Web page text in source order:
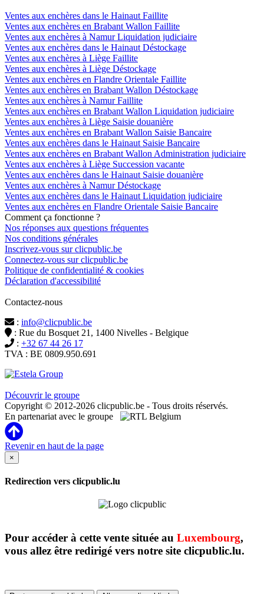
Ventes aux enchères dans le Hainaut Faillite
Ventes aux enchères en Brabant Wallon Faillite
Ventes aux enchères à Namur Liquidation judiciaire
Ventes aux enchères dans le Hainaut Déstockage
Ventes aux enchères à Liège Faillite
Ventes aux enchères à Liège Déstockage
Ventes aux enchères en Flandre Orientale Faillite
Ventes aux enchères en Brabant Wallon Déstockage
Ventes aux enchères à Namur Faillite
Ventes aux enchères en Brabant Wallon Liquidation judiciaire
Ventes aux enchères à Liège Saisie douanière
Ventes aux enchères en Brabant Wallon Saisie Bancaire
Ventes aux enchères dans le Hainaut Saisie Bancaire
Ventes aux enchères en Brabant Wallon Administration judiciaire
Ventes aux enchères à Liège Succession vacante
Ventes aux enchères dans le Hainaut Saisie douanière
Ventes aux enchères à Namur Déstockage
Ventes aux enchères dans le Hainaut Liquidation judiciaire
Ventes aux enchères en Flandre Orientale Saisie Bancaire
Comment ça fonctionne ?
Nos réponses aux questions fréquentes
Nos conditions générales
Inscrivez-vous sur clicpublic.be
Connectez-vous sur clicpublic.be
Politique de confidentialité & cookies
Déclaration d'accessibilité
Contactez-nous
: info@clicpublic.be
: Rue du Bosquet 21, 1400 Nivelles - Belgique
: +32 67 44 26 17
TVA : BE 0809.950.691
Découvrir le groupe
Copyright © 2012-2026 clicpublic.be - Tous droits réservés.
En partenariat avec le groupe
Revenir en haut de la page
×
Redirection vers clicpublic.lu
Pour accéder à cette vente située au Luxembourg,
vous allez être redirigé vers notre site clicpublic.lu.